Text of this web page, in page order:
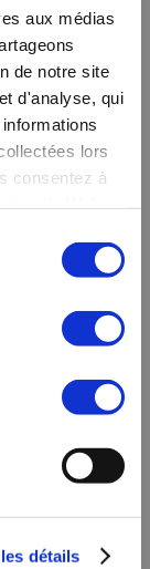
aux médias
de notre site
d'analyse, qui
lors
consentez à
détails